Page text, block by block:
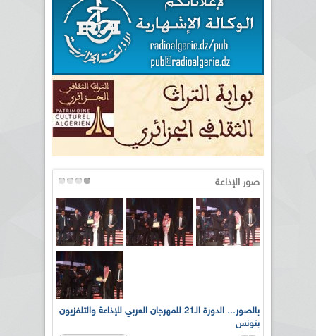
صور الإذاعة
بالصور... الدورة الـ21 للمهرجان العربي للإذاعة والتلفزيون
بتونس